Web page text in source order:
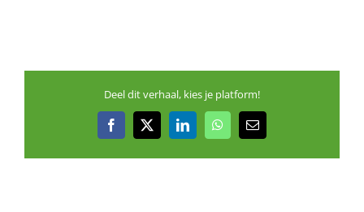
Deel dit verhaal, kies je platform!
Facebook
X LinkedInWhatsApp
E-